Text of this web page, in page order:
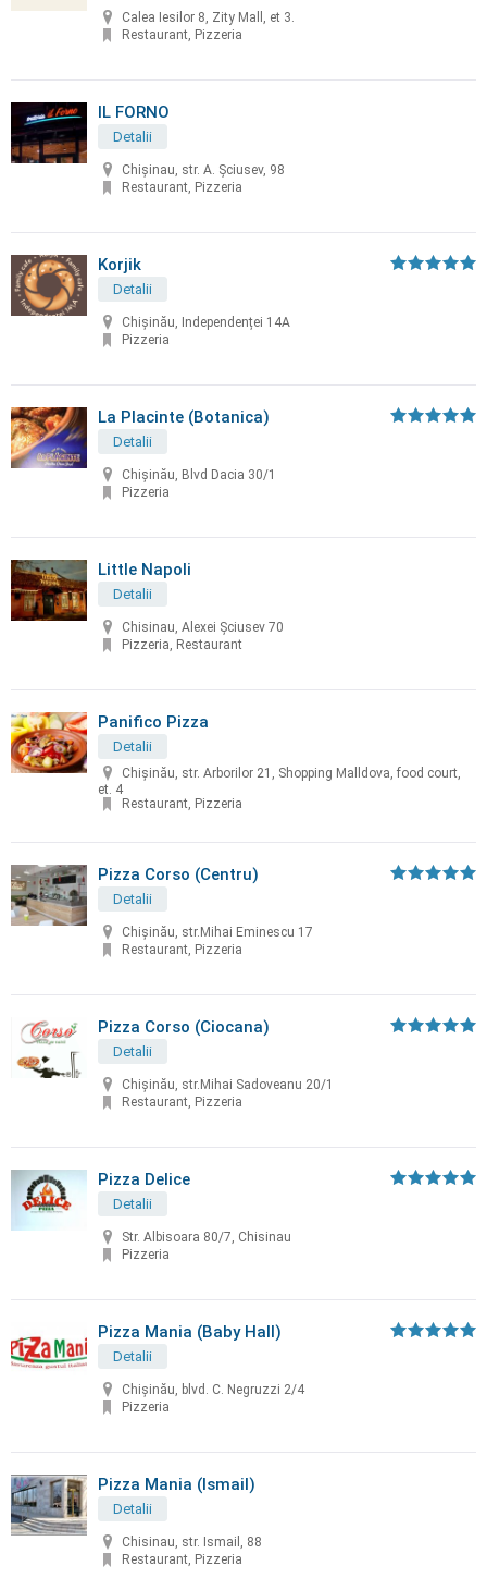
Calea Iesilor 8, Zity Mall, et 3.
Restaurant, Pizzeria
IL FORNO
Detalii
Chișinau, str. A. Șciusev, 98
Restaurant, Pizzeria
Korjik
Detalii
Chișinău, Independenței 14A
Pizzeria
La Placinte (Botanica)
Detalii
Chișinău, Blvd Dacia 30/1
Pizzeria
Little Napoli
Detalii
Chisinau, Alexei Şciusev 70
Pizzeria, Restaurant
Panifico Pizza
Detalii
Chișinău, str. Arborilor 21, Shopping Malldova, food court,
et. 4
Restaurant, Pizzeria
Pizza Corso (Centru)
Detalii
Chișinău, str.Mihai Eminescu 17
Restaurant, Pizzeria
Pizza Corso (Ciocana)
Detalii
Chișinău, str.Mihai Sadoveanu 20/1
Restaurant, Pizzeria
Pizza Delice
Detalii
Str. Albisoara 80/7, Chisinau
Pizzeria
Pizza Mania (Baby Hall)
Detalii
Chișinău, blvd. C. Negruzzi 2/4
Pizzeria
Pizza Mania (Ismail)
Detalii
Chisinau, str. Ismail, 88
Restaurant, Pizzeria